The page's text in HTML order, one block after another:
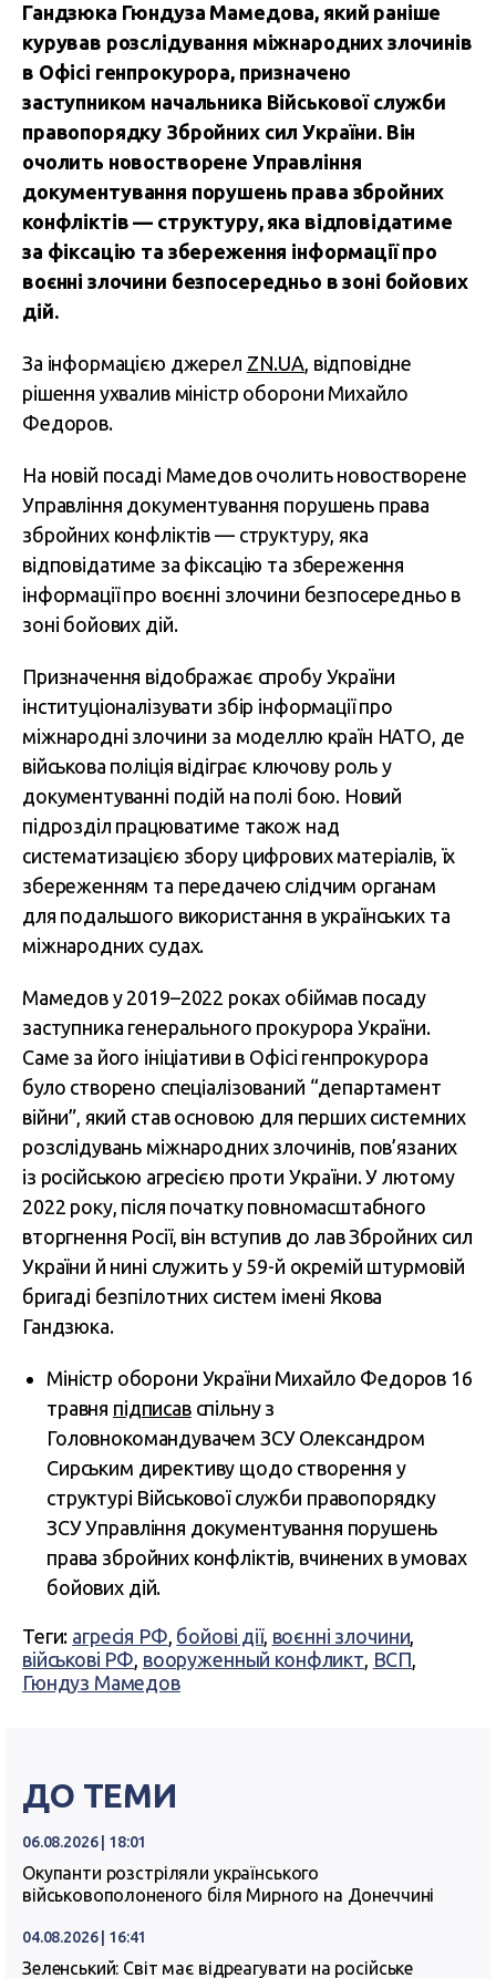
Гандзюка Гюндуза Мамедова, який раніше
курував розслідування міжнародних злочинів
в Офісі генпрокурора, призначено
заступником начальника Військової служби
правопорядку Збройних сил України. Він
очолить новостворене Управління
документування порушень права збройних
конфліктів — структуру, яка відповідатиме
за фіксацію та збереження інформації про
воєнні злочини безпосередньо в зоні бойових
дій.
За інформацією джерел ZN.UA, відповідне
рішення ухвалив міністр оборони Михайло
Федоров.
На новій посаді Мамедов очолить новостворене
Управління документування порушень права
збройних конфліктів — структуру, яка
відповідатиме за фіксацію та збереження
інформації про воєнні злочини безпосередньо в
зоні бойових дій.
Призначення відображає спробу України
інституціоналізувати збір інформації про
міжнародні злочини за моделлю країн НАТО, де
військова поліція відіграє ключову роль у
документуванні подій на полі бою. Новий
підрозділ працюватиме також над
систематизацією збору цифрових матеріалів, їх
збереженням та передачею слідчим органам
для подальшого використання в українських та
міжнародних судах.
Мамедов у 2019–2022 роках обіймав посаду
заступника генерального прокурора України.
Саме за його ініціативи в Офісі генпрокурора
було створено спеціалізований “департамент
війни”, який став основою для перших системних
розслідувань міжнародних злочинів, пов’язаних
із російською агресією проти України. У лютому
2022 року, після початку повномасштабного
вторгнення Росії, він вступив до лав Збройних сил
України й нині служить у 59-й окремій штурмовій
бригаді безпілотних систем імені Якова
Гандзюка.
Міністр оборони України Михайло Федоров 16
травня підписавспільну з
Головнокомандувачем ЗСУ Олександром
Сирським директиву щодо створення у
структурі Військової служби правопорядку
ЗСУ Управління документування порушень
права збройних конфліктів, вчинених в умовах
бойових дій.
Теги: агресія РФ, бойові дії, воєнні злочини,
військові РФ, вооруженный конфликт, ВСП,
Гюндуз Мамедов
ДО ТЕМИ
06.08.2026 | 18:01
Окупанти розстріляли українського
військовополоненого біля Мирного на Донеччині
04.08.2026 | 16:41
Зеленський: Світ має відреагувати на російське